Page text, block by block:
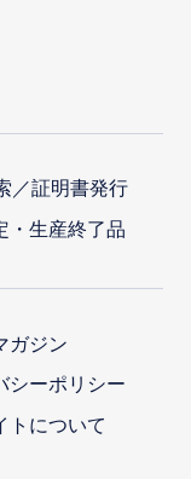
／証明書発行
・生産終了品
ガジン
シーポリシー
トについて